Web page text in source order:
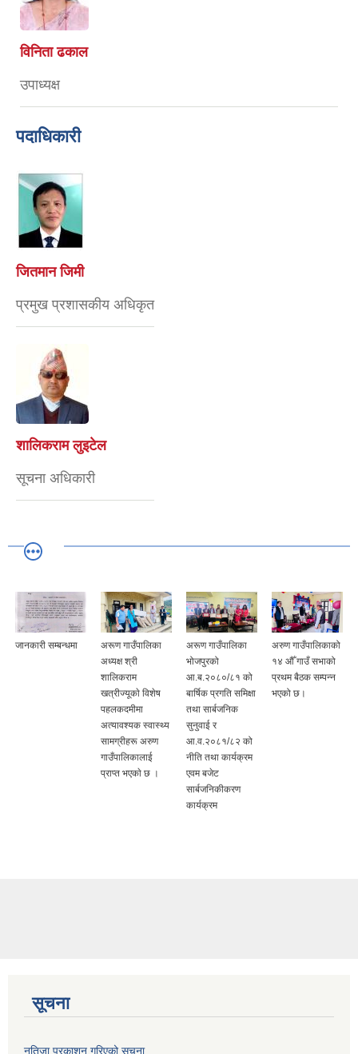
विनिता ढकाल
उपाध्यक्ष
पदाधिकारी
जितमान जिमी
प्रमुख प्रशासकीय अधिकृत
शालिकराम लुइटेल
सूचना अधिकारी
जानकारी सम्बन्धमा
अरूण गाउँपालिका
अध्यक्ष श्री
शालिकराम
खत्रीज्यूकाे विशेष
पहलकदमीमा
अत्यावश्यक स्वास्थ्य
सामग्रीहरू अरुण
गाउँपालिकालाई
प्राप्त भएकाे छ ।
अरूण गाउँपालिका
भोजपुरको
आ.ब.२०८०/८१ को
बार्षिक प्रगति समिक्षा
तथा सार्बजनिक
सुनुवाई र
आ.व.२०८१/८२ को
नीति तथा कार्यक्रम
एवम बजेट
सार्बजनिकीकरण
कार्यक्रम
अरुण गाउँपालिकाको
१४ औँ गाउँ सभाको
प्रथम बैठक सम्पन्न
भएको छ।
सूचना
नतिजा प्रकाशन गरिएको सूचना